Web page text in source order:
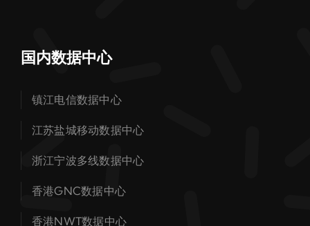
国内数据中心
镇江电信数据中心
江苏盐城移动数据中心
浙江宁波多线数据中心
香港GNC数据中心
香港NWT数据中心